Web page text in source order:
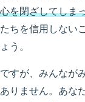
心を閉ざしてしま
たちを信用しない
ょう。
ですが、みんなが
ありません。あな